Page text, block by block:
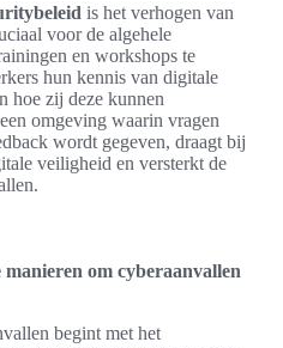
is het verhogen van
voor de algehele
en workshops te
hun kennis van digitale
hoe zij deze kunnen
omgeving waarin vragen
wordt gegeven, draagt bij
veiligheid en versterkt de
manieren om cyberaanvallen
begint met het